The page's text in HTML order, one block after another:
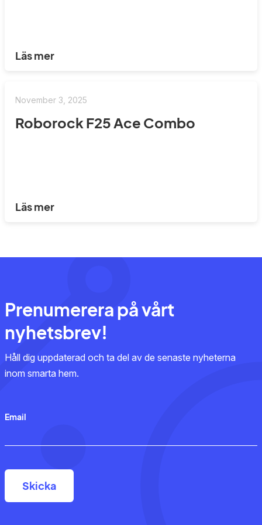
Läs mer
November 3, 2025
Roborock F25 Ace Combo
Läs mer
Prenumerera på vårt
nyhetsbrev!
Håll dig uppdaterad och ta del av de senaste nyheterna
inom smarta hem.
Email